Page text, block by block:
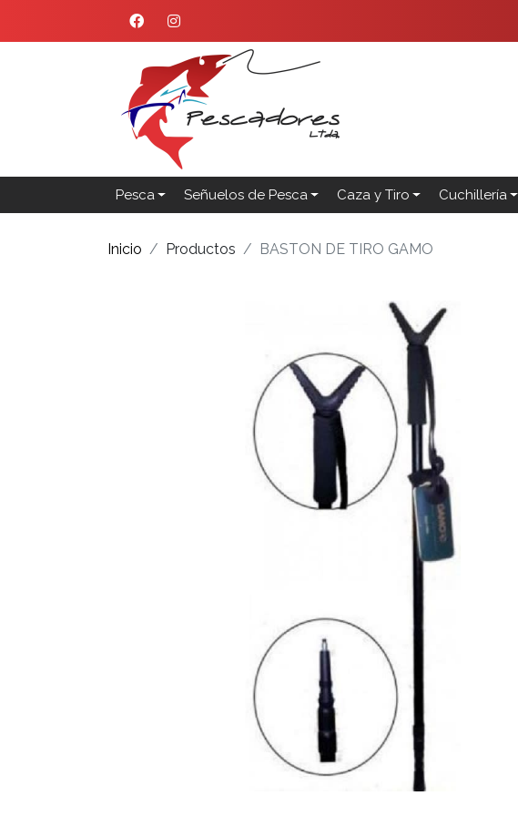
Pesca Señuelos de Pesca Caza y Tiro Cuchillería
Inicio Productos BASTON DE TIRO GAMO